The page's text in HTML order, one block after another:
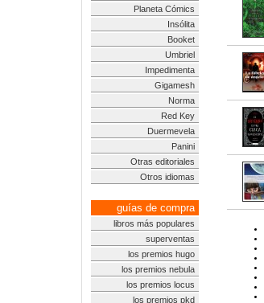
Planeta Cómics
Insólita
Booket
Umbriel
Impedimenta
Gigamesh
Norma
Red Key
Duermevela
Panini
Otras editoriales
Otros idiomas
guías de compra
libros más populares
superventas
los premios hugo
los premios nebula
los premios locus
los premios pkd